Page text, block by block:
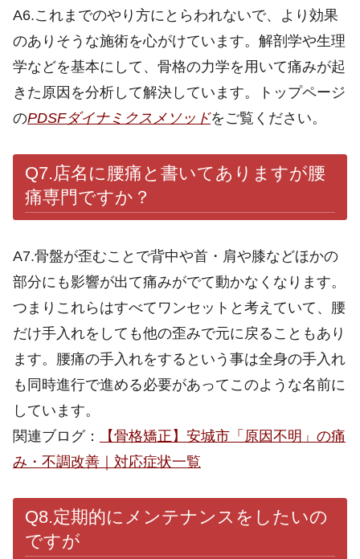
A6.これまでのやり方にとらわれないで、より効果
のありそうな施術を心がけています。解剖学や生理
学などを基本にして、骨格の力学を用いて痛みが起
きた原因を分析して解決しています。トップページ
のPDSFダイナミクスメソッドをご覧ください。
Q7.店名に腰痛と書いてありますが腰
痛専門ですか？
A7.骨盤が歪むことで背中や首・肩や膝などほかの
部分にも影響が出て痛みがでて動かなくなります。
つまりこれらはすべてワンセットと考えていて、腰
だけ手入れをしても他の歪みで元に戻ることもあり
ます。腰痛の手入れをするという事は全身の手入れ
も同時進行で進める必要があってこのような名前に
しています。
関連ブログ：
【骨格矯正】安城市「原因不明」の痛
み・不調改善｜対応症状一覧
Q8.定期的にメンテナンスをしたいの
ですが